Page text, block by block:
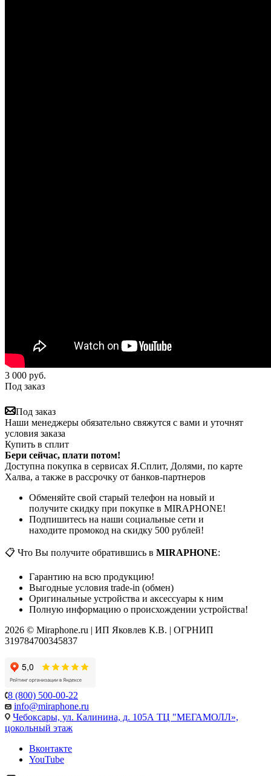
3 000 руб.
Под заказ
Под заказ
Наши менеджеры обязательно свяжутся с вами и уточнят
условия заказа
Купить в сплит
Бери сейчас, плати потом!
Доступна покупка в сервисах Я.Сплит, Долями, по карте
Халва, а также в рассрочку от банков-партнеров
Обменяйте свой старый телефон на новый и
получите скидку при покупке в MIRAPHONE!
Подпишитесь на наши социальные сети и
находите промокод на скидку 500 рублей!
📋 Что Вы получите обратившись в MIRAPHONE:
Гарантию на всю продукцию!
Выгодные условия trade-in (обмен)
Оригинальные устройства и аксессуары к ним
Полную информацию о происхождении устройства!
2026 © Miraphone.ru | ИП Яковлев К.В. | ОГРНИП
319784700345837
8 (800) 500-00-22
info@miraphone.ru
Чебоксары, ул. Калинина, д. 105А ТЦ "МЕГАМОЛЛ»,
цокольный этаж
Вконтакте
YouTube